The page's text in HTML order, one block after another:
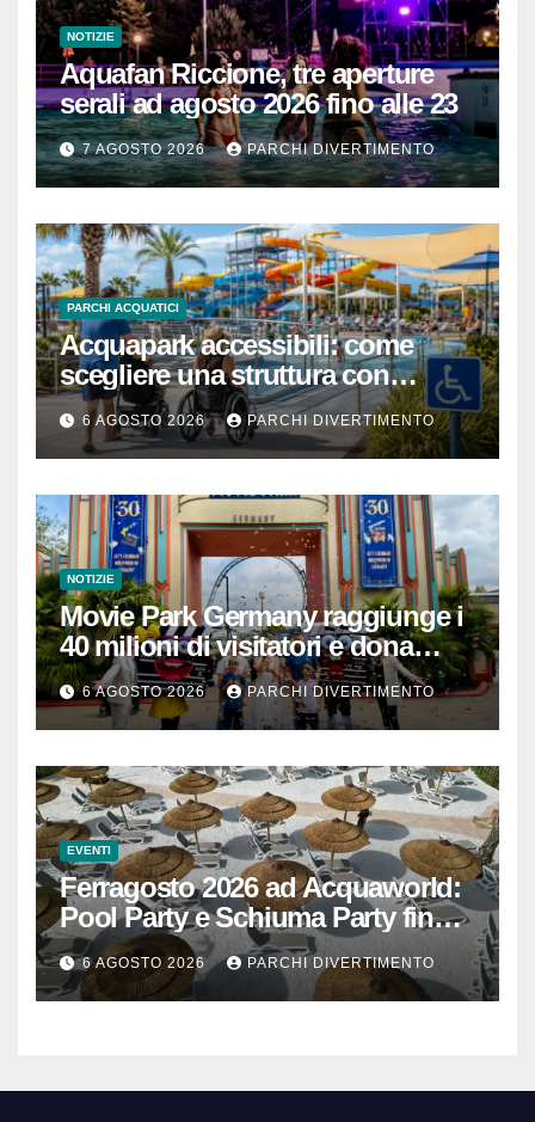
NOTIZIE
Aquafan Riccione, tre aperture
serali ad agosto 2026 fino alle 23
7 AGOSTO 2026 PARCHI DIVERTIMENTO
PARCHI ACQUATICI
Acquapark accessibili: come
scegliere una struttura con
passeggino o sedia a rotelle
6 AGOSTO 2026 PARCHI DIVERTIMENTO
NOTIZIE
Movie Park Germany raggiunge i
40 milioni di visitatori e dona
40.000 euro
6 AGOSTO 2026 PARCHI DIVERTIMENTO
EVENTI
Ferragosto 2026 ad Acquaworld:
Pool Party e Schiuma Party fino a
mezzanotte
6 AGOSTO 2026 PARCHI DIVERTIMENTO